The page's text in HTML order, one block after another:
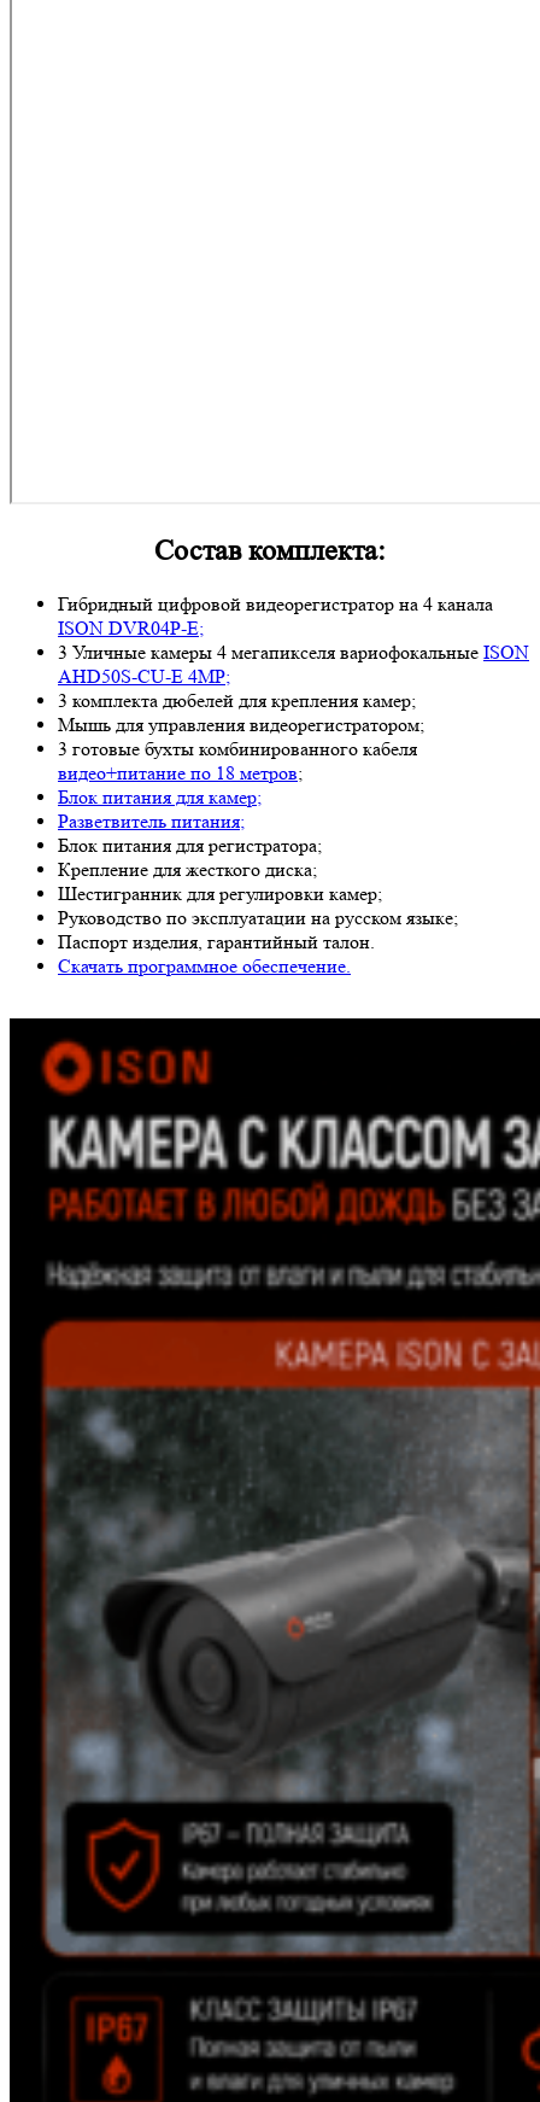
Состав комплекта:
Гибридный цифровой видеорегистратор на 4 канала
ISON DVR04P-E;
3 Уличные камеры 4 мегапикселя вариофокальные ISON
AHD50S-CU-E 4MP;
3 комплекта дюбелей для крепления камер;
Мышь для управления видеорегистратором;
3 готовые бухты комбинированного кабеля
видео+питание по 18 метров;
Блок питания для камер;
Разветвитель питания;
Блок питания для регистратора;
Крепление для жесткого диска;
Шестигранник для регулировки камер;
Руководство по эксплуатации на русском языке;
Паспорт изделия, гарантийный талон.
Скачать программное обеспечение.